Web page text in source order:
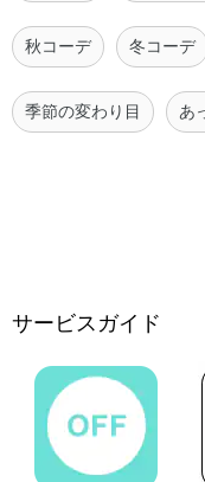
秋コーデ 冬コーデ
季節の変わり目 あ
サービスガイド